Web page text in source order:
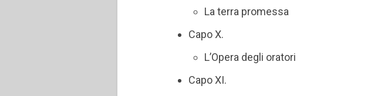
La terra promessa
Capo X.
L’Opera degli oratori
Capo XI.